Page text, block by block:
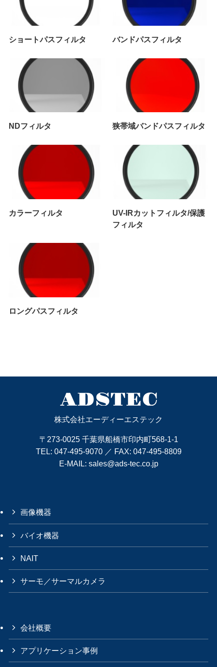
ショートパスフィルタ バンドパスフィルタ
NDフィルタ 狭帯域バンドパスフィルタ
カラーフィルタ
UV-IRカットフィルタ/保護
フィルタ
ロングパスフィルタ
株式会社エーディーエステック
〒273-0025 千葉県船橋市印内町568-1-1
TEL: 047-495-9070／ FAX: 047-495-8809
E-MAIL: sales@ads-tec.co.jp
画像機器
バイオ機器
NAIT
サーモ／サーマルカメラ
会社概要
アプリケーション事例